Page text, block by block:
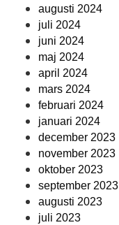
augusti 2024
juli 2024
juni 2024
maj 2024
april 2024
mars 2024
februari 2024
januari 2024
december 2023
november 2023
oktober 2023
september 2023
augusti 2023
juli 2023